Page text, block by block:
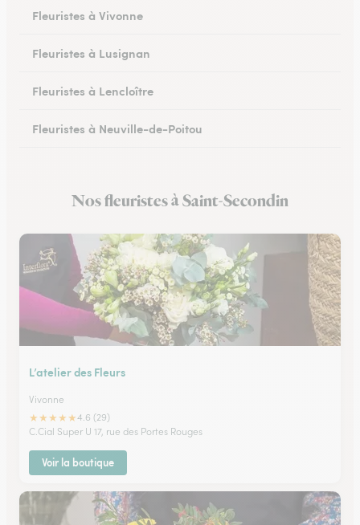
Fleuristes à Vivonne
Fleuristes à Lusignan
Fleuristes à Lencloître
Fleuristes à Neuville-de-Poitou
Fleuristes à Saint-Georges-lès-Baillargeaux
Nos fleuristes à Saint-Secondin
L’atelier des Fleurs
Vivonne
★★★★★4.6 (29)
C.Cial Super U 17, rue des Portes Rouges
Voir la boutique